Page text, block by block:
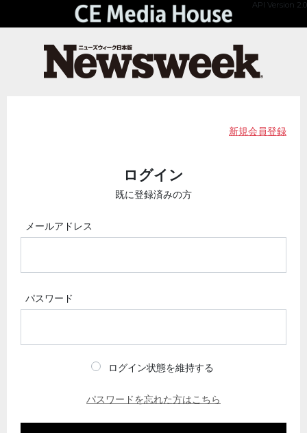
API Version 2.0
新規会員登録
ログイン
既に登録済みの方
メールアドレス
パスワード
ログイン状態を維持する
パスワードを忘れた方はこちら